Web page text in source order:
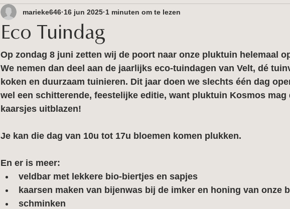
Eco Tuindag
marieke646 16 jun 2025 1 minuten om te lezen
Op zondag 8 juni zetten wij de poort naar onze pluktuin helemaal
We nemen dan deel aan de jaarlijks eco-tuindagen van Velt, dé
koken en duurzaam tuinieren. Dit jaar doen we slechts één dag
wel een schitterende, feestelijke editie, want pluktuin Kosmos mag
kaarsjes uitblazen!
Je kan die dag van 10u tot 17u bloemen komen plukken.
En er is meer:
veldbar met lekkere bio-biertjes en sapjes
kaarsen maken van bijenwas bij de imker en honing van onze
schminken